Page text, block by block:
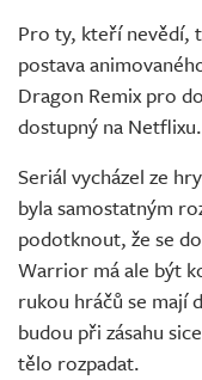
Pro ty, kteří nevědí,
postava
Dragon Remix pro
dostupný na Netflixu.
Seriál vycházel ze hry
byla samostatným
podotknout, že se
Warrior má ale být
rukou hráčů se mají
budou při zásahu
tělo rozpadat.